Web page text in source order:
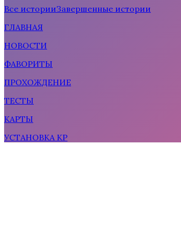
Все историиЗавершенные истории
ГЛАВНАЯ
НОВОСТИ
ФАВОРИТЫ
ПРОХОЖДЕНИЕ
ТЕСТЫ
КАРТЫ
УСТАНОВКА КР